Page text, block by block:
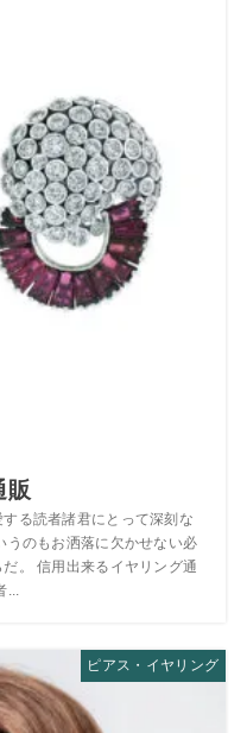
販
る読者諸君にとって深刻な
うのもお洒落に欠かせない必
。 信用出来るイヤリング通
...
ピアス・イヤリング